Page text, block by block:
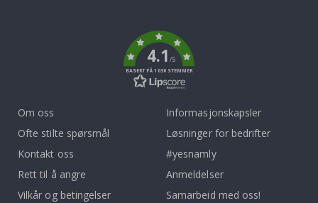
4.1/5
BASERT PÅ 1030 STEMMER
Om oss
Ofte stilte spørsmål
Kontakt oss
Rett til å angre
Vilkår og betingelser
Informasjonskapsler
Løsninger for bedrifter
#yesnamly
Anmeldelser
Samarbeid med oss!